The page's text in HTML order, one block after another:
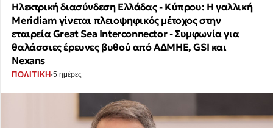
Ηλεκτρική διασύνδεση Ελλάδας - Κύπρου: Η γαλλική
Meridiam γίνεται πλειοψηφικός μέτοχος στην
εταιρεία Great Sea Interconnector - Συμφωνία για
θαλάσσιες έρευνες βυθού από ΑΔΜΗΕ, GSI και
Nexans
ΠΟΛΙΤΙΚΗ·5 ημέρες